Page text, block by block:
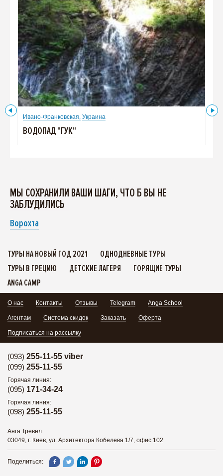
Ивано-Франковская, Украина
ВОДОПАД "ГУК"
МЫ СОХРАНИЛИ ВАШИ ШАГИ, ЧТО Б ВЫ НЕ
ЗАБЛУДИЛИСЬ
Ворохта
ТУРЫ НА НОВЫЙ ГОД 2021
ОДНОДНЕВНЫЕ ТУРЫ
ТУРЫ В ГРЕЦИЮ
ДЕТСКИЕ ЛАГЕРЯ
ГОРЯЩИЕ ТУРЫ
ANGA CAMP
О нас Контакты Отзывы Telegram Anga School
Агентам Система скидок Заказать Оферта
Подписаться на рассылку
(093) 255-11-55 viber
(099) 255-11-55
Горячая линия:
(095) 171-34-24
Горячая линия:
(098) 255-11-55
Анга Тревел
03049, г. Киев, ул. Архитектора Кобелева 1/7, офис 102
Поделиться: